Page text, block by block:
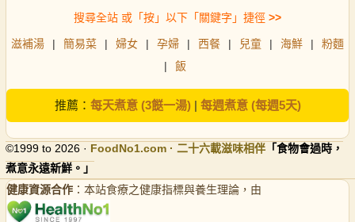
搜尋全站 或「按」以下「關鍵字」捷徑 >>
滋補湯 | 簡易菜 | 婦女 | 孕婦 | 西餐 | 兒童 | 海鮮 |
粉麵
|
飯
推薦： 每天煮意 (3餸一湯)| 每週煮意 (每週5天)
©1999 to 2026 · FoodNo1.com · 二十六載滋味相伴 「食物會過時，
煮意永遠新鮮。」
健康資源合作 ：本站食療之健康指標與養生理論，由